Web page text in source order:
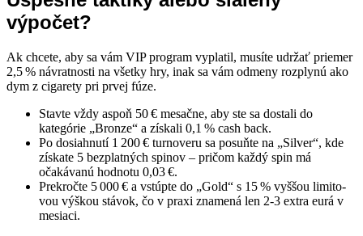
výpočet?
Ak chcete, aby sa vám VIP program vyplatil, musíte udržať priemer
2,5 % návratnosti na všetky hry, inak sa vám odmeny rozplynú ako
dym z cigarety pri prvej fúze.
Stavte vždy aspoň 50 € mesačne, aby ste sa dostali do
kategórie „Bronze“ a získali 0,1 % cash back.
Po dosiahnutí 1 200 € turnoveru sa posuňte na „Silver“, kde
získate 5 bezplatných spinov – pričom každý spin má
očakávanú hodnotu 0,03 €.
Prekročte 5 000 € a vstúpte do „Gold“ s 15 % vyššou limito­
vou výškou stávok, čo v praxi znamená len 2‑3 extra eurá v
mesiaci.